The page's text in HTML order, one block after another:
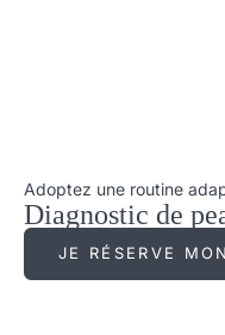
Adoptez une routine
Diagnostic de
JE RÉSERVE